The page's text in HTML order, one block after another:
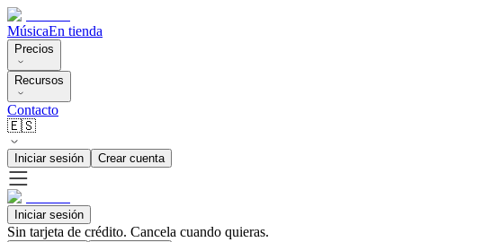
MúsicaEn tienda
Precios
Recursos
Contacto
🇪🇸
Iniciar sesión Crear cuenta
Iniciar sesión
Sin tarjeta de crédito. Cancela cuando quieras.